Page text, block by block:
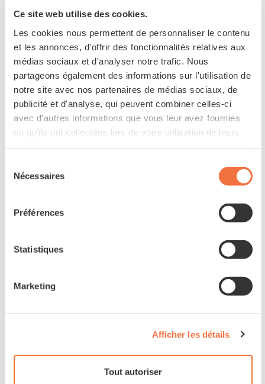
Ce site web utilise des cookies.
Les cookies nous permettent de personnaliser le contenu
et les annonces, d'offrir des fonctionnalités relatives aux
médias sociaux et d'analyser notre trafic. Nous
partageons également des informations sur l'utilisation de
notre site avec nos partenaires de médias sociaux, de
publicité et d'analyse, qui peuvent combiner celles-ci
avec d'autres informations que vous leur avez fournies
ou qu'ils ont collectées lors de votre utilisation de leurs
Nécessaires
Préférences
Statistiques
Marketing
Afficher les détails
Tout autoriser